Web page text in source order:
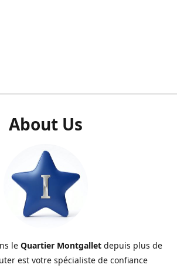
About Us
le Quartier Montgallet depuis plus de
est votre spécialiste de confiance